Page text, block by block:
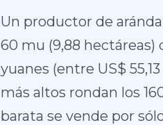
Un productor de
60 mu (9,88 hectáreas)
yuanes (entre US$
más altos rondan los
barata se vende por